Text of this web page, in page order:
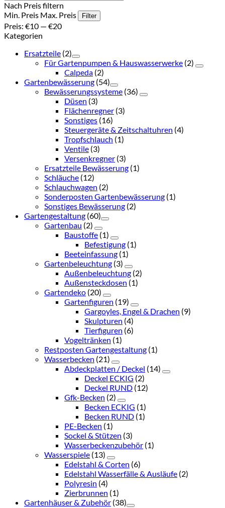
Nach Preis filtern
Min. Preis Max. Preis Filter
Preis: €10 — €20
Kategorien
Ersatzteile (2)
Für Gartenpumpen & Hauswasserwerke (2)
Calpeda (2)
Gartenbewässerung (54)
Bewässerungssysteme (36)
Düsen (3)
Flächenregner (3)
Sonstiges (16)
Steuergeräte & Zeitschaltuhren (4)
Tropfschlauch (1)
Ventile (3)
Versenkregner (3)
Ersatzteile Bewässerung (1)
Schläuche (12)
Schlauchwagen (2)
Sonderposten Gartenbewässerung (1)
Sonstiges Bewässerung (2)
Gartengestaltung (60)
Gartenbau (2)
Baustoffe (1)
Befestigung (1)
Beeteinfassung (1)
Gartenbeleuchtung (3)
Außenbeleuchtung (2)
Außensteckdosen (1)
Gartendeko (20)
Gartenfiguren (19)
Gargoyles, Engel & Drachen (9)
Skulpturen (4)
Tierfiguren (6)
Vogeltränken (1)
Restposten Gartengestaltung (1)
Wasserbecken (21)
Abdeckplatten / Deckel (14)
Deckel ECKIG (2)
Deckel RUND (12)
Gfk-Becken (2)
Becken ECKIG (1)
Becken RUND (1)
PE-Becken (1)
Sockel & Stützen (3)
Wasserbeckenzubehör (1)
Wasserspiele (13)
Edelstahl & Corten (6)
Edelstahl Wasserfälle & Ausläufe (2)
Polyresin (4)
Zierbrunnen (1)
Gartenhäuser & Zubehör (38)